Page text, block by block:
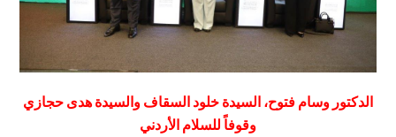
الدكتور وسام فتوح، السيدة خلود السقاف والسيدة هدى حجازي
وقوفاً للسلام الأردني